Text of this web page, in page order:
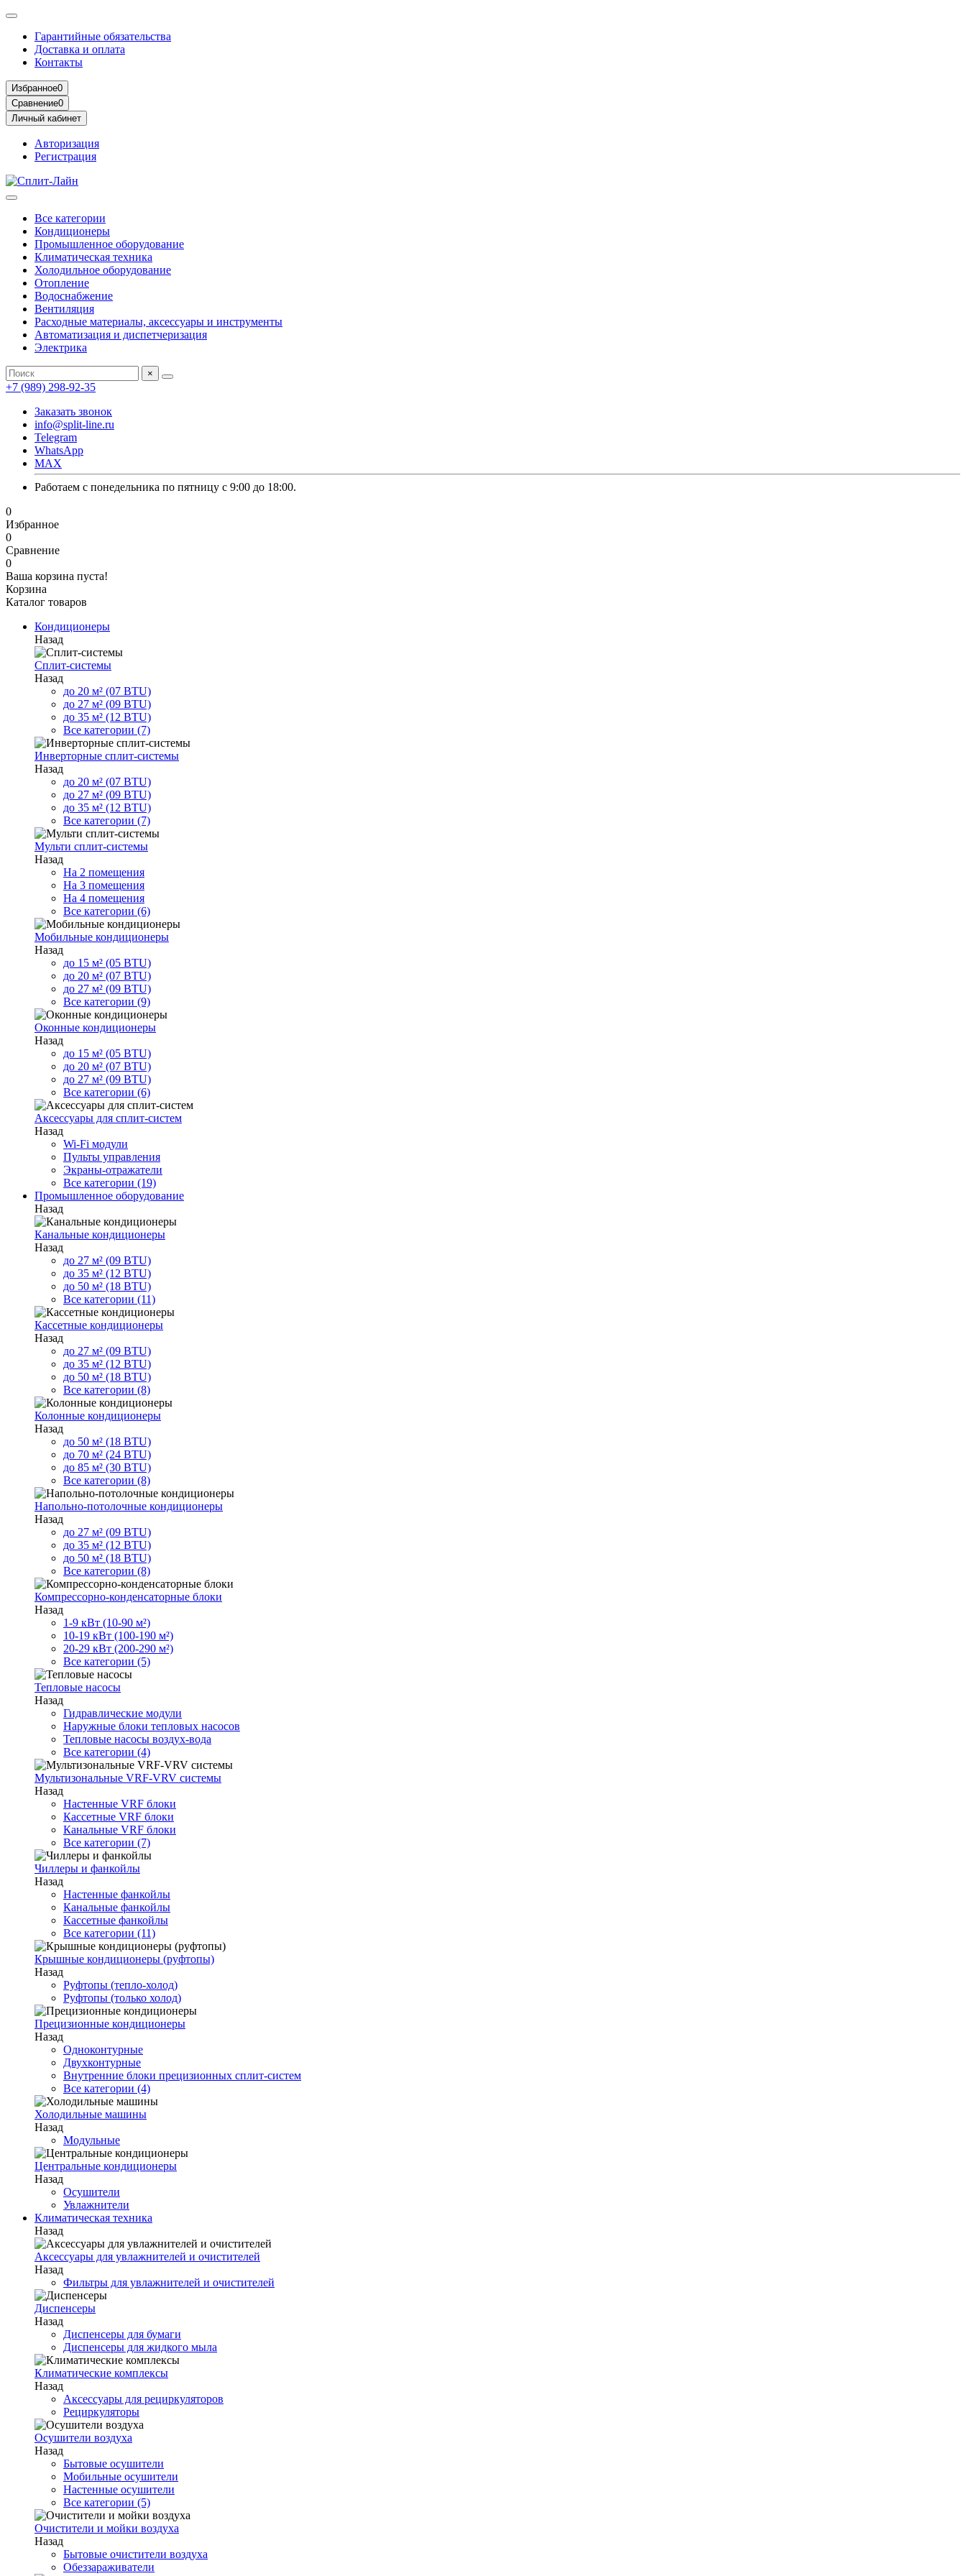
Гарантийные обязательства
Доставка и оплата
Контакты
Избранное0
Сравнение0
Личный кабинет
Авторизация
Регистрация
Все категории
Кондиционеры
Промышленное оборудование
Климатическая техника
Холодильное оборудование
Отопление
Водоснабжение
Вентиляция
Расходные материалы, аксессуары и инструменты
Автоматизация и диспетчеризация
Электрика
×
+7 (989) 298-92-35
Заказать звонок
info@split-line.ru
Telegram
WhatsApp
MAX
Работаем с понедельника по пятницу с 9:00 до 18:00.
0
Избранное
0
Сравнение
0
Ваша корзина пуста!
Корзина
Каталог товаров
Кондиционеры
Назад
Сплит-системы
Назад
до 20 м² (07 BTU)
до 27 м² (09 BTU)
до 35 м² (12 BTU)
Все категории (7)
Инверторные сплит-системы
Назад
до 20 м² (07 BTU)
до 27 м² (09 BTU)
до 35 м² (12 BTU)
Все категории (7)
Мульти сплит-системы
Назад
На 2 помещения
На 3 помещения
На 4 помещения
Все категории (6)
Мобильные кондиционеры
Назад
до 15 м² (05 BTU)
до 20 м² (07 BTU)
до 27 м² (09 BTU)
Все категории (9)
Оконные кондиционеры
Назад
до 15 м² (05 BTU)
до 20 м² (07 BTU)
до 27 м² (09 BTU)
Все категории (6)
Аксессуары для сплит-систем
Назад
Wi-Fi модули
Пульты управления
Экраны-отражатели
Все категории (19)
Промышленное оборудование
Назад
Канальные кондиционеры
Назад
до 27 м² (09 BTU)
до 35 м² (12 BTU)
до 50 м² (18 BTU)
Все категории (11)
Кассетные кондиционеры
Назад
до 27 м² (09 BTU)
до 35 м² (12 BTU)
до 50 м² (18 BTU)
Все категории (8)
Колонные кондиционеры
Назад
до 50 м² (18 BTU)
до 70 м² (24 BTU)
до 85 м² (30 BTU)
Все категории (8)
Напольно-потолочные кондиционеры
Назад
до 27 м² (09 BTU)
до 35 м² (12 BTU)
до 50 м² (18 BTU)
Все категории (8)
Компрессорно-конденсаторные блоки
Назад
1-9 кВт (10-90 м²)
10-19 кВт (100-190 м²)
20-29 кВт (200-290 м²)
Все категории (5)
Тепловые насосы
Назад
Гидравлические модули
Наружные блоки тепловых насосов
Тепловые насосы воздух-вода
Все категории (4)
Мультизональные VRF-VRV системы
Назад
Настенные VRF блоки
Кассетные VRF блоки
Канальные VRF блоки
Все категории (7)
Чиллеры и фанкойлы
Назад
Настенные фанкойлы
Канальные фанкойлы
Кассетные фанкойлы
Все категории (11)
Крышные кондиционеры (руфтопы)
Назад
Руфтопы (тепло-холод)
Руфтопы (только холод)
Прецизионные кондиционеры
Назад
Одноконтурные
Двухконтурные
Внутренние блоки прецизионных сплит-систем
Все категории (4)
Холодильные машины
Назад
Модульные
Центральные кондиционеры
Назад
Осушители
Увлажнители
Климатическая техника
Назад
Аксессуары для увлажнителей и очистителей
Назад
Фильтры для увлажнителей и очистителей
Диспенсеры
Назад
Диспенсеры для бумаги
Диспенсеры для жидкого мыла
Климатические комплексы
Назад
Аксессуары для рециркуляторов
Рециркуляторы
Осушители воздуха
Назад
Бытовые осушители
Мобильные осушители
Настенные осушители
Все категории (5)
Очистители и мойки воздуха
Назад
Бытовые очистители воздуха
Обеззараживатели